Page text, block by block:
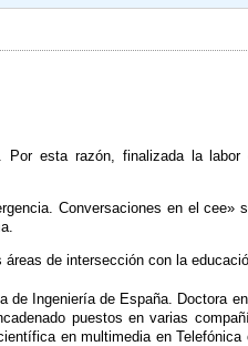
Por esta razón, finalizada la
Conversaciones en el cee»
de intersección con la
de Ingeniería de España. Doctora
puestos en varias
en multimedia en Telefónica